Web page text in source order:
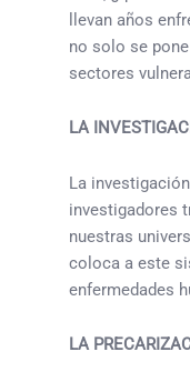
llevan años
no solo se
sectores
LA
La
investigadores
nuestras
coloca a este
enfermedades
LA